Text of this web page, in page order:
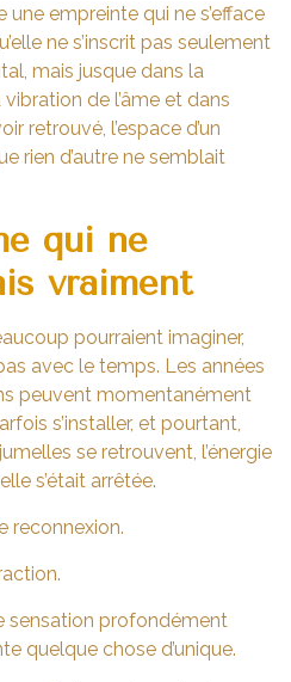
empreinte qui ne s’efface
ne s’inscrit pas seulement
mais jusque dans la
de l’âme et dans
retrouvé, l’espace d’un
rien d’autre ne semblait
qui ne
vraiment
pourraient imaginer,
avec le temps. Les années
peuvent momentanément
s’installer, et pourtant,
se retrouvent, l’énergie
s’était arrêtée.
reconnexion.
sensation profondément
quelque chose d’unique.